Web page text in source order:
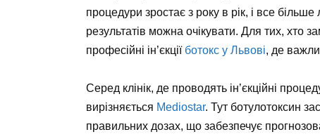
процедури зростає з року в рік, і все
результатів можна очікувати. Для тих, хто
професійні ін’єкціїботокс у Львові, де
Серед клінік, де проводять ін’єкційні
вирізняється Mediostar. Тут ботулотоксин
правильних дозах, що забезпечує